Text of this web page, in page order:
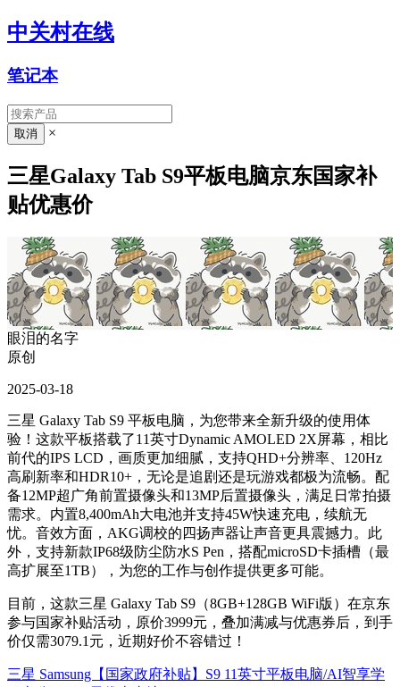
中关村在线
笔记本
×
三星Galaxy Tab S9平板电脑京东国家补
贴优惠价
眼泪的名字
原创
2025-03-18
三星 Galaxy Tab S9 平板电脑，为您带来全新升级的使用体
验！这款平板搭载了11英寸Dynamic AMOLED 2X屏幕，相比
前代的IPS LCD，画质更加细腻，支持QHD+分辨率、120Hz
高刷新率和HDR10+，无论是追剧还是玩游戏都极为流畅。配
备12MP超广角前置摄像头和13MP后置摄像头，满足日常拍摄
需求。内置8,400mAh大电池并支持45W快速充电，续航无
忧。音效方面，AKG调校的四扬声器让声音更具震撼力。此
外，支持新款IP68级防尘防水S Pen，搭配microSD卡插槽（最
高扩展至1TB），为您的工作与创作提供更多可能。
目前，这款三星 Galaxy Tab S9（8GB+128GB WiFi版）在京东
参与国家补贴活动，原价3999元，叠加满减与优惠券后，到手
价仅需3079.1元，近期好价不容错过！
三星 Samsung【国家政府补贴】S9 11英寸平板电脑/AI智享学